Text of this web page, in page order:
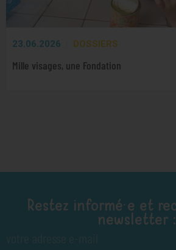
23.06.2026 DOSSIERS
Mille visages, une Fondation
Restez informé·e et
newsletter :